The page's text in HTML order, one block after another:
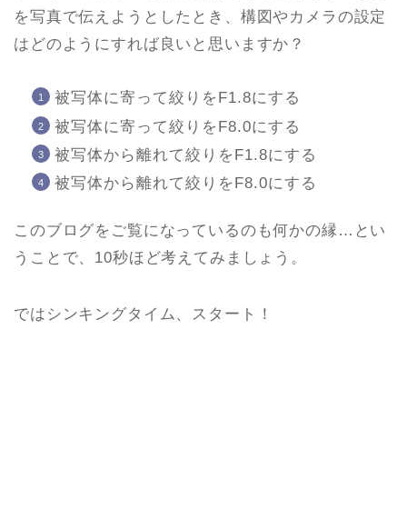
を写真で伝えようとしたとき、構図やカメラの設定
はどのようにすれば良いと思いますか？
被写体に寄って絞りをF1.8にする
被写体に寄って絞りをF8.0にする
被写体から離れて絞りをF1.8にする
被写体から離れて絞りをF8.0にする
このブログをご覧になっているのも何かの縁…とい
うことで、10秒ほど考えてみましょう。
ではシンキングタイム、スタート！